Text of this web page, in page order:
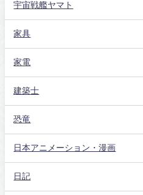
宇宙戦艦ヤマト
家具
家電
建築士
恐竜
日本アニメーション・漫画
日記